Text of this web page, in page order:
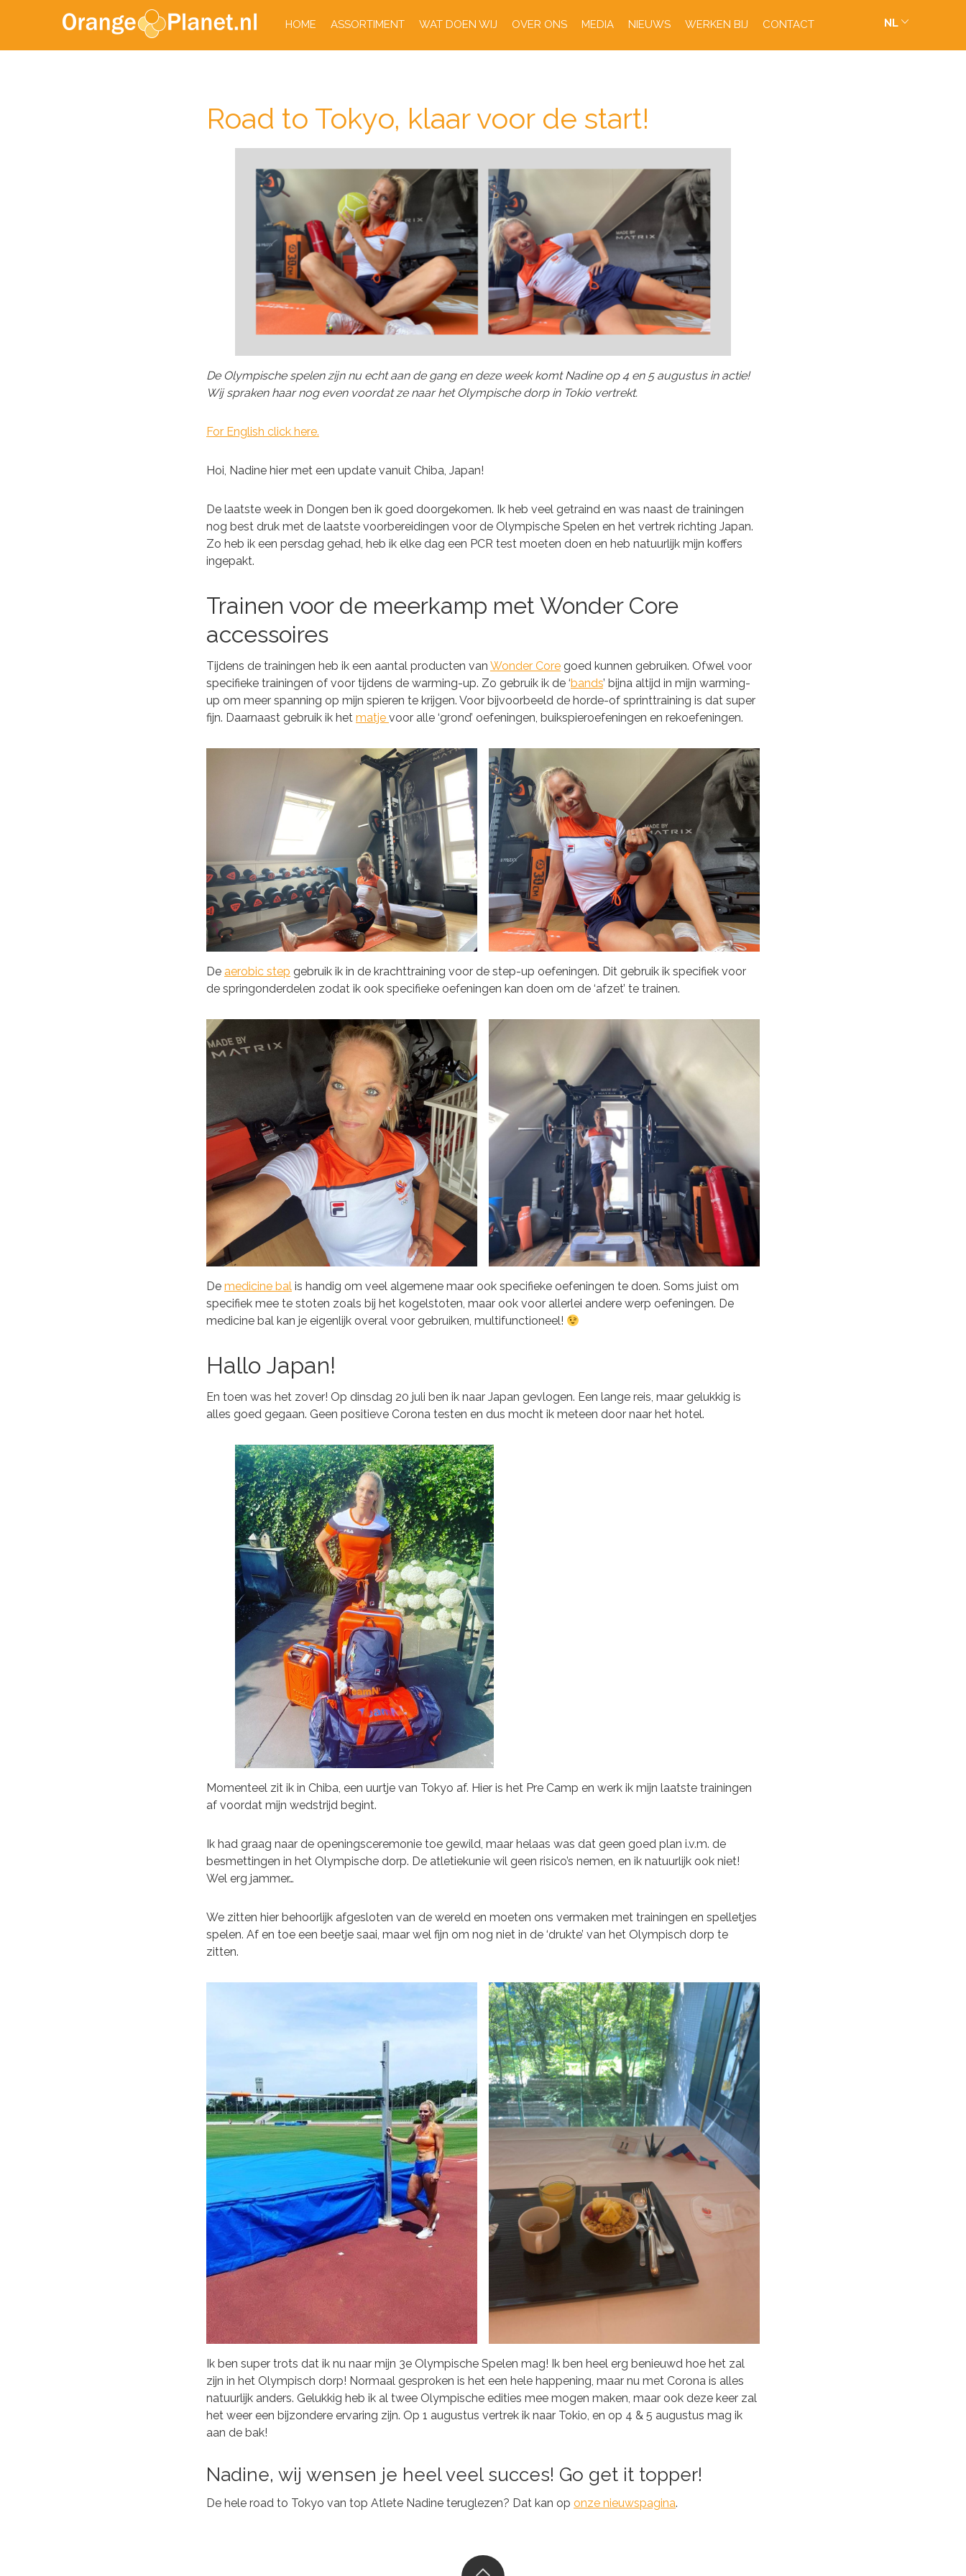
HOME ASSORTIMENT WAT DOEN WIJ OVER ONS MEDIA NIEUWS WERKEN BIJ CONTACT NL
Road to Tokyo, klaar voor de start!
De Olympische spelen zijn nu echt aan de gang en deze week komt Nadine op 4 en 5 augustus in actie!
Wij spraken haar nog even voordat ze naar het Olympische dorp in Tokio vertrekt.
For English click here.
Hoi, Nadine hier met een update vanuit Chiba, Japan!
De laatste week in Dongen ben ik goed doorgekomen. Ik heb veel getraind en was naast de trainingen
nog best druk met de laatste voorbereidingen voor de Olympische Spelen en het vertrek richting Japan.
Zo heb ik een persdag gehad, heb ik elke dag een PCR test moeten doen en heb natuurlijk mijn koffers
ingepakt.
Trainen voor de meerkamp met Wonder Core
accessoires
Tijdens de trainingen heb ik een aantal producten van Wonder Core goed kunnen gebruiken. Ofwel voor
specifieke trainingen of voor tijdens de warming-up. Zo gebruik ik de ‘bands’ bijna altijd in mijn warming-
up om meer spanning op mijn spieren te krijgen. Voor bijvoorbeeld de horde-of sprinttraining is dat super
fijn. Daarnaast gebruik ik het matje voor alle ‘grond’ oefeningen, buikspieroefeningen en rekoefeningen.
De aerobic step gebruik ik in de krachttraining voor de step-up oefeningen. Dit gebruik ik specifiek voor
de springonderdelen zodat ik ook specifieke oefeningen kan doen om de ‘afzet’ te trainen.
De medicine bal is handig om veel algemene maar ook specifieke oefeningen te doen. Soms juist om
specifiek mee te stoten zoals bij het kogelstoten, maar ook voor allerlei andere werp oefeningen. De
medicine bal kan je eigenlijk overal voor gebruiken, multifunctioneel!
Hallo Japan!
En toen was het zover! Op dinsdag 20 juli ben ik naar Japan gevlogen. Een lange reis, maar gelukkig is
alles goed gegaan. Geen positieve Corona testen en dus mocht ik meteen door naar het hotel.
Momenteel zit ik in Chiba, een uurtje van Tokyo af. Hier is het Pre Camp en werk ik mijn laatste trainingen
af voordat mijn wedstrijd begint.
Ik had graag naar de openingsceremonie toe gewild, maar helaas was dat geen goed plan i.v.m. de
besmettingen in het Olympische dorp. De atletiekunie wil geen risico’s nemen, en ik natuurlijk ook niet!
Wel erg jammer…
We zitten hier behoorlijk afgesloten van de wereld en moeten ons vermaken met trainingen en spelletjes
spelen. Af en toe een beetje saai, maar wel fijn om nog niet in de ‘drukte’ van het Olympisch dorp te
zitten.
Ik ben super trots dat ik nu naar mijn 3e Olympische Spelen mag! Ik ben heel erg benieuwd hoe het zal
zijn in het Olympisch dorp! Normaal gesproken is het een hele happening, maar nu met Corona is alles
natuurlijk anders. Gelukkig heb ik al twee Olympische edities mee mogen maken, maar ook deze keer zal
het weer een bijzondere ervaring zijn. Op 1 augustus vertrek ik naar Tokio, en op 4 & 5 augustus mag ik
aan de bak!
Nadine, wij wensen je heel veel succes! Go get it topper!
De hele road to Tokyo van top Atlete Nadine teruglezen? Dat kan op onze nieuwspagina.